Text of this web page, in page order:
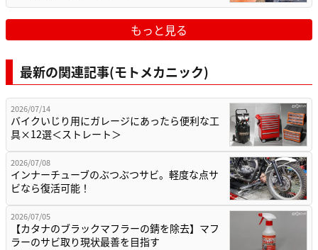
もっと見る
最新の関連記事(モトメカニック)
2026/07/14
バイクいじり用にガレージにあったら便利な工
具×12選＜ストレート＞
2026/07/08
インナーチューブのぶつぶつサビ。軽度な点サ
ビなら復活可能！
2026/07/05
【カタナのブラックマフラーの錆を除去】マフ
ラーのサビ取り現状最善を目指す